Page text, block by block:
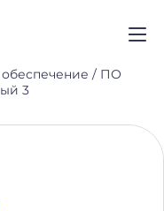
/ ПО
3